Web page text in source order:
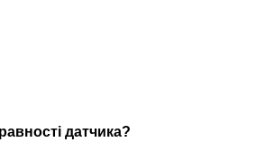
датчика?